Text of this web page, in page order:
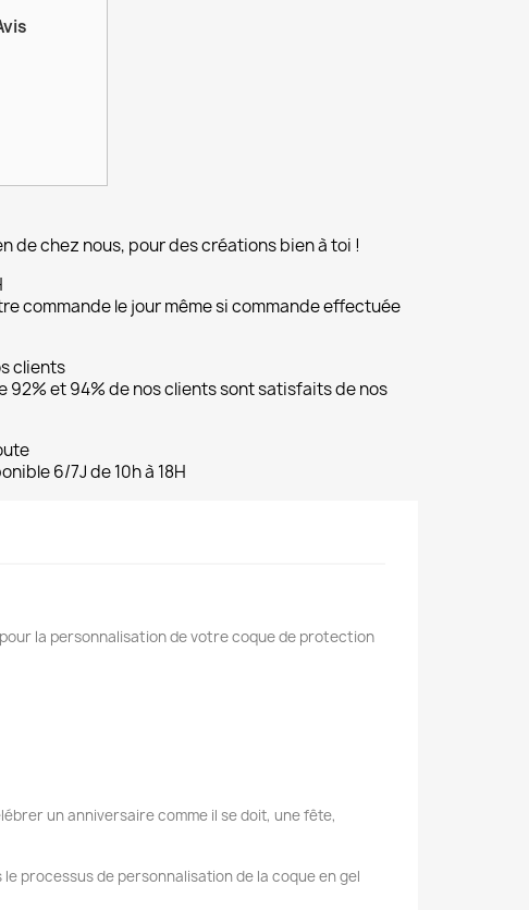
de chez nous, pour des créations bien à toi !
commande le jour même si commande effectuée
clients
92% et 94% de nos clients sont satisfaits de nos
6/7J de 10h à 18H
la personnalisation de votre coque de protection
un anniversaire comme il se doit, une fête,
processus de personnalisation de la coque en gel